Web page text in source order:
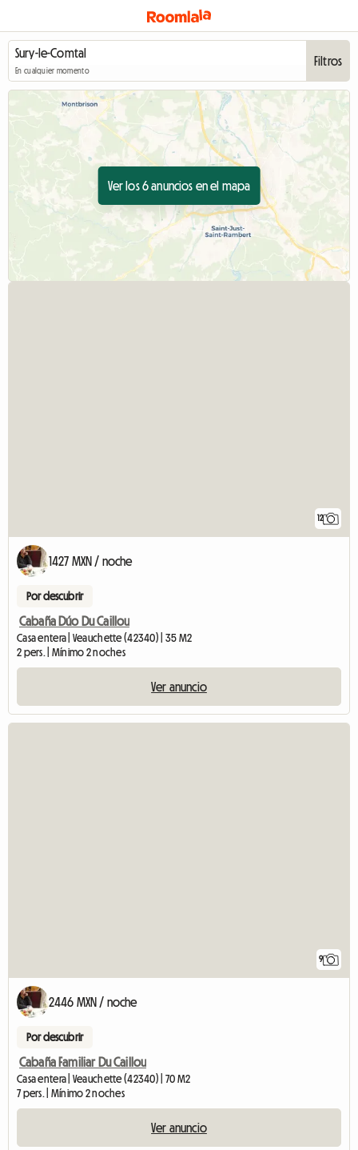
En cualquier momento
Filtros
Ver los 6 anuncios en el mapa
12
1427 MXN / noche
Por descubrir
Cabaña Dúo Du Caillou
Casa entera | Veauchette (42340) | 35 M2
2 pers. | Mínimo 2 noches
Ver anuncio
9
2446 MXN / noche
Por descubrir
Cabaña Familiar Du Caillou
Casa entera | Veauchette (42340) | 70 M2
7 pers. | Mínimo 2 noches
Ver anuncio